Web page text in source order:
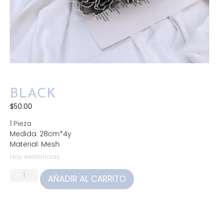
BLACK
$50.00
1 Pieza
Medida: 28cm*4y
Material: Mesh
Hay existencias
AÑADIR AL CARRITO